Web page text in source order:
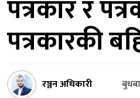
पत्रकार र
पत्रकारकी
रञ्जन अधिकारी